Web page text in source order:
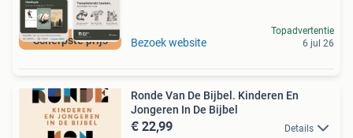
Scherpste prijs Bezoek website
Topadvertentie
6 jul 26
Ronde Van De Bijbel. Kinderen En
Jongeren In De Bijbel
€ 22,99 Details